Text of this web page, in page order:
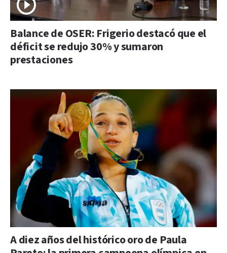
Balance de OSER: Frigerio destacó que el
déficit se redujo 30% y sumaron
prestaciones
A diez años del histórico oro de Paula